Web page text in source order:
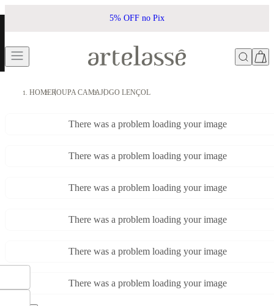
5% OFF no Pix
HOMEROUPA CAMAJOGO LENÇOL
There was a problem loading your image
There was a problem loading your image
There was a problem loading your image
There was a problem loading your image
There was a problem loading your image
There was a problem loading your image